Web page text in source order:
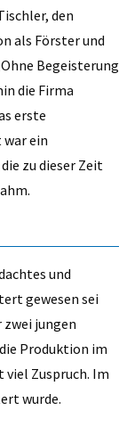
den
als Förster und
Begeisterung
die Firma
erste
ein
zu dieser Zeit
und
gewesen sei
zwei jungen
Produktion im
viel Zuspruch. Im
wurde.